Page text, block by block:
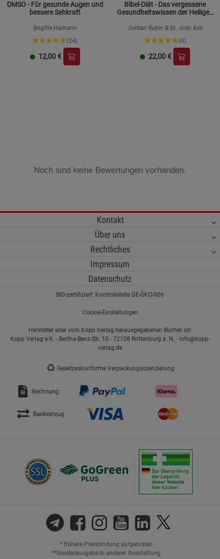
DMSO - Für gesunde Augen und
bessere Sehkraft
Brigitte Hamann
(24)
12,00 €
Bibel-Diät - Das vergessene
Gesundheitswissen der Heiligen
Jordan Rubin & Dr. Josh Axe
(4)
22,00 €
Noch sind keine Bewertungen vorhanden.
Kontakt
Über uns
Rechtliches
Impressum
Datenschutz
BIO-zertifiziert: Kontrollstelle DE-ÖKO-006
Cookie-Einstellungen
Hersteller aller vom Kopp Verlag herausgegebenen Bücher ist:
Kopp Verlag e.K. - Bertha-Benz-Str. 10 - 72108 Rottenburg a. N. - info@kopp-
verlag.de
♻ Gesetzeskonforme Verpackungslizenzierung
* frühere Preisbindung aufgehoben
**Sonderausgabe in anderer Ausstattung